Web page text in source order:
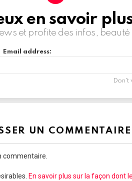
en savoir
et profite des infos, beauté
Email address:
Don't
UN COMMENTAIRE
commentaire.
En savoir plus sur la façon dont